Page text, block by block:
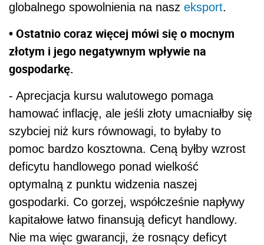
globalnego spowolnienia na nasz eksport.
• Ostatnio coraz więcej mówi się o mocnym
złotym i jego negatywnym wpływie na
gospodarkę.
- Aprecjacja kursu walutowego pomaga
hamować inflację, ale jeśli złoty umacniałby się
szybciej niż kurs równowagi, to byłaby to
pomoc bardzo kosztowna. Ceną byłby wzrost
deficytu handlowego ponad wielkość
optymalną z punktu widzenia naszej
gospodarki. Co gorzej, współcześnie napływy
kapitałowe łatwo finansują deficyt handlowy.
Nie ma więc gwarancji, że rosnący deficyt